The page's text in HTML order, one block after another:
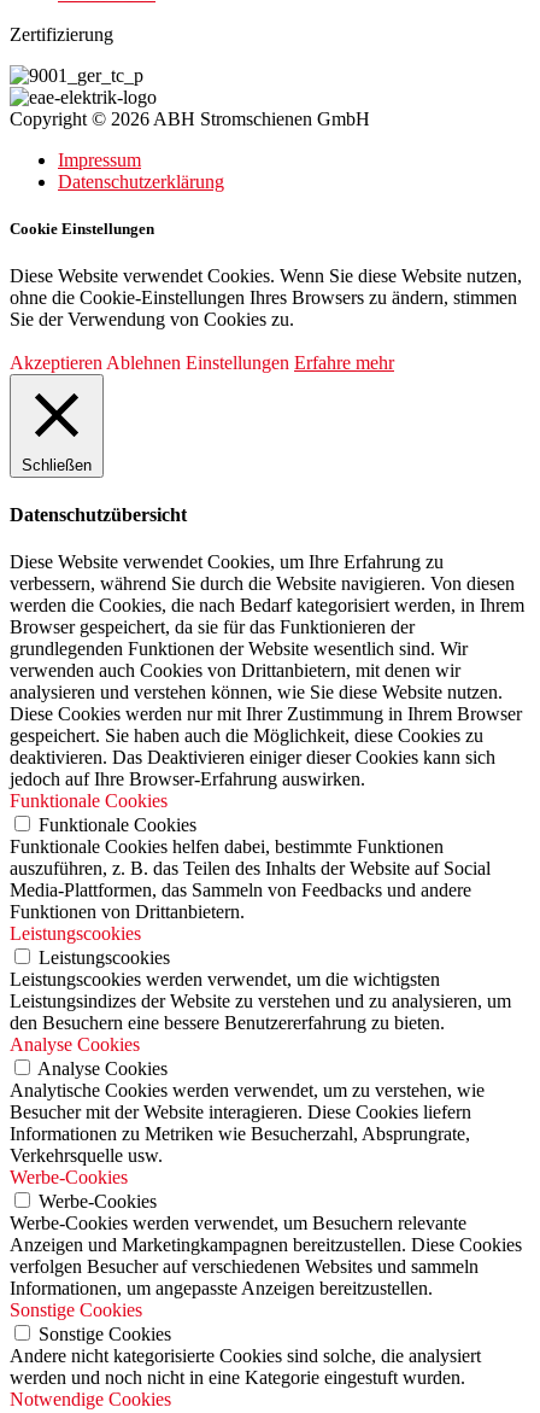
Zertifizierung
Copyright © 2026 ABH Stromschienen GmbH
Impressum
Datenschutzerklärung
Cookie Einstellungen
Diese Website verwendet Cookies. Wenn Sie diese Website nutzen,
ohne die Cookie-Einstellungen Ihres Browsers zu ändern, stimmen
Sie der Verwendung von Cookies zu.
AkzeptierenAblehnen Einstellungen Erfahre mehr
Schließen
Datenschutzübersicht
Diese Website verwendet Cookies, um Ihre Erfahrung zu
verbessern, während Sie durch die Website navigieren. Von diesen
werden die Cookies, die nach Bedarf kategorisiert werden, in Ihrem
Browser gespeichert, da sie für das Funktionieren der
grundlegenden Funktionen der Website wesentlich sind. Wir
verwenden auch Cookies von Drittanbietern, mit denen wir
analysieren und verstehen können, wie Sie diese Website nutzen.
Diese Cookies werden nur mit Ihrer Zustimmung in Ihrem Browser
gespeichert. Sie haben auch die Möglichkeit, diese Cookies zu
deaktivieren. Das Deaktivieren einiger dieser Cookies kann sich
jedoch auf Ihre Browser-Erfahrung auswirken.
Funktionale Cookies
Funktionale Cookies
Funktionale Cookies helfen dabei, bestimmte Funktionen
auszuführen, z. B. das Teilen des Inhalts der Website auf Social
Media-Plattformen, das Sammeln von Feedbacks und andere
Funktionen von Drittanbietern.
Leistungscookies
Leistungscookies
Leistungscookies werden verwendet, um die wichtigsten
Leistungsindizes der Website zu verstehen und zu analysieren, um
den Besuchern eine bessere Benutzererfahrung zu bieten.
Analyse Cookies
Analyse Cookies
Analytische Cookies werden verwendet, um zu verstehen, wie
Besucher mit der Website interagieren. Diese Cookies liefern
Informationen zu Metriken wie Besucherzahl, Absprungrate,
Verkehrsquelle usw.
Werbe-Cookies
Werbe-Cookies
Werbe-Cookies werden verwendet, um Besuchern relevante
Anzeigen und Marketingkampagnen bereitzustellen. Diese Cookies
verfolgen Besucher auf verschiedenen Websites und sammeln
Informationen, um angepasste Anzeigen bereitzustellen.
Sonstige Cookies
Sonstige Cookies
Andere nicht kategorisierte Cookies sind solche, die analysiert
werden und noch nicht in eine Kategorie eingestuft wurden.
Notwendige Cookies